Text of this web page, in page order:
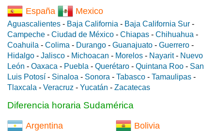
España Mexico
Aguascalientes - Baja California - Baja California Sur -
Campeche - Ciudad de México - Chiapas - Chihuahua -
Coahuila - Colima - Durango - Guanajuato - Guerrero -
Hidalgo - Jalisco - Michoacan - Morelos - Nayarit- Nuevo
León - Oaxaca - Puebla - Querétaro - Quintana Roo - San
Luis Potosí - Sinaloa - Sonora - Tabasco - Tamaulipas -
Tlaxcala - Veracruz - Yucatán - Zacatecas
Diferencia horaria Sudamérica
Argentina Bolivia